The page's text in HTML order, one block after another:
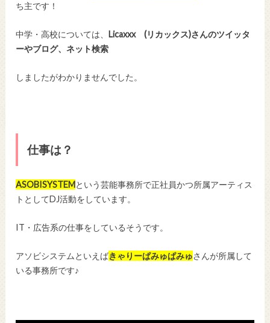
ち主です！
中学・高校については、 Licaxxx (リカックス)さんのツイッタ
ーやブログ、ネット検索
しましたがわかりませんでした。
仕事は？
ASOBISYSTEMという芸能事務所で正社員かつ所属アーティス
トとしてDJ活動をしています。
IT・広告系の仕事をしているそうです。
アソビシステムといえばきゃりーぱみゅぱみゅさんが所属して
いる事務所です♪